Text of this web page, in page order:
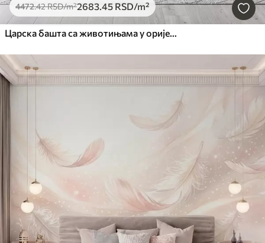
4472.42RSD/m²2683.45 RSD/m²
Царска башта са животињама у оријенталном стилу — мајмуном, леопардом, тигром, пауном и чапљом